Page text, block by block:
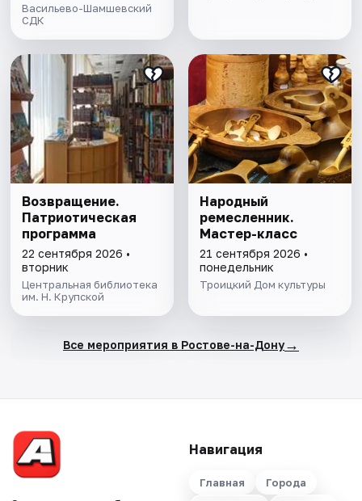
Васильево-Шамшевский
СДК
Возвращение.
Патриотическая
программа
22 сентября 2026 •
вторник
Центральная библиотека
им. Н. Крупской
Народный
ремесленник.
Мастер-класс
21 сентября 2026 •
понедельник
Троицкий Дом культуры
Все мероприятия в Ростове-на-Дону→
Навигация
Главная
Города